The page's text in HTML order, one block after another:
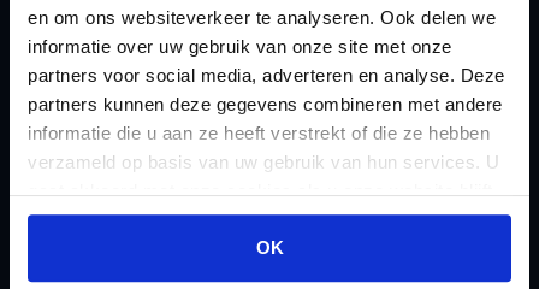
en om ons websiteverkeer te analyseren. Ook delen we
informatie over uw gebruik van onze site met onze
partners voor social media, adverteren en analyse. Deze
partners kunnen deze gegevens combineren met andere
informatie die u aan ze heeft verstrekt of die ze hebben
verzameld op basis van uw gebruik van hun services. U
gaat akkoord met onze cookies als u onze website blijft
gebruiken.
OK
rekeningnummer
Checklist IB 2023 (PDF)
Checklist IB 2023 (Word)
Checklist IB 2024 (PDF)
Checklist IB 2024 (Word)
Checklist IB 2025 (Word)
Loonadministratie
verzorgen
Mogelijkheden
Stamrecht BV
ODV BV